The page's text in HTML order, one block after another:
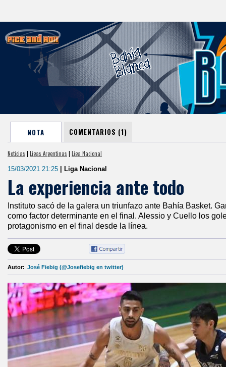
NOTA COMENTARIOS (1)
Noticias | Ligas Argentinas | Liga Nacional
15/03/2021 21:25 | Liga Nacional
La experiencia ante todo
Instituto sacó de la galera un triunfazo ante Bahía Basket.
como factor determinante en el final. Alessio y Cuello los
protagonismo en el final desde la línea.
Autor: José Fiebig (@Josefiebig en twitter)